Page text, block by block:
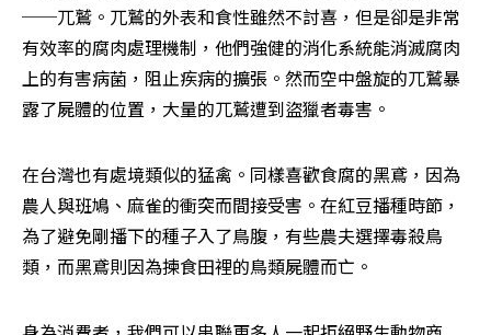
──兀鷲。兀鷲的外表和食性雖然不討喜，但是卻是非常
有效率的腐肉處理機制，他們強健的消化系統能消滅腐肉
上的有害病菌，阻止疾病的擴張。然而空中盤旋的兀鷲暴
露了屍體的位置，大量的兀鷲遭到盜獵者毒害。
在台灣也有處境類似的猛禽。同樣喜歡食腐的黑鳶，因為
農人與班鳩、麻雀的衝突而間接受害。在紅豆播種時節，
為了避免剛播下的種子入了鳥腹，有些農夫選擇毒殺鳥
類，而黑鳶則因為揀食田裡的鳥類屍體而亡。